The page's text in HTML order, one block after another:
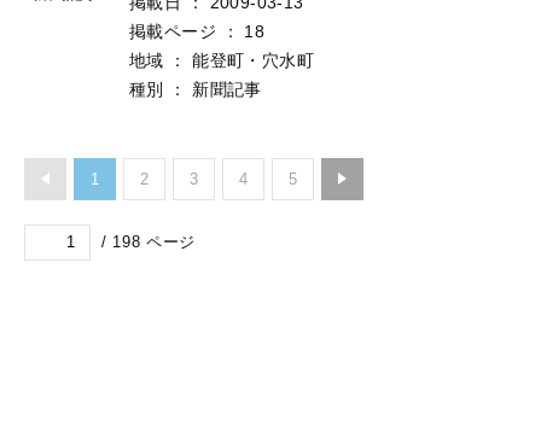
掲載ページ
：
18
地域
：
能登町・穴水町
種別
： 新聞記事
1 2 3 4 5
/ 198 ページ